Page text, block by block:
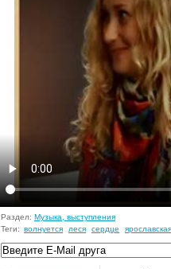
Раздел: Музыка, выступления
Теги: волнуется леся сердце ярославская